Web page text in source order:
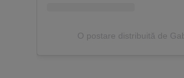
O postare distribuită de